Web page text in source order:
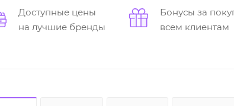
Доступные цены
на лучшие бренды
Бонусы за
всем клиентам